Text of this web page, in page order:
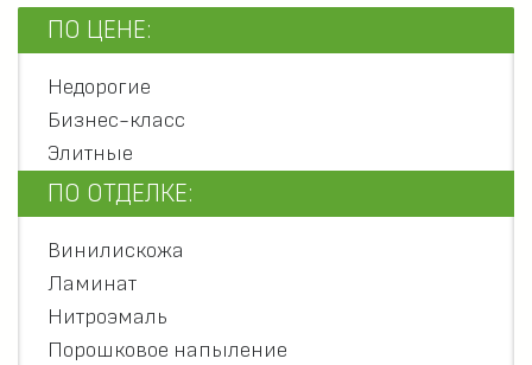
ПО ЦЕНЕ:
Недорогие
Бизнес-класс
Элитные
ПО ОТДЕЛКЕ:
Винилискожа
Ламинат
Нитроэмаль
Порошковое напыление